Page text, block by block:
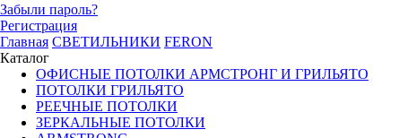
Забыли пароль?
Регистрация
Главная СВЕТИЛЬНИКИ FERON
Каталог
ОФИСНЫЕ ПОТОЛКИ АРМСТРОНГ И ГРИЛЬЯТО
ПОТОЛКИ ГРИЛЬЯТО
РЕЕЧНЫЕ ПОТОЛКИ
ЗЕРКАЛЬНЫЕ ПОТОЛКИ